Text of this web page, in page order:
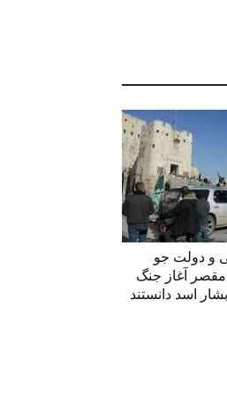
و دولت جو
مقصر آغاز جنگ
اسد دانستند